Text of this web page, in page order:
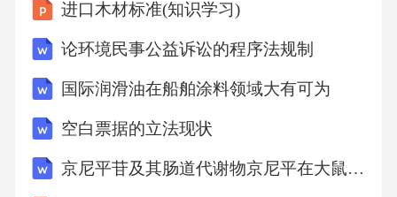
布派来的求婚使者，这一“较为开明的民族政策”
的典型事例，体现在唐朝画家阎立本的哪一作
品中？这种民族政策在当时起到了什么作用？
(2)材料二是怎样的社会景象？其出现于哪个皇
帝统治前期？根据材料三和所学知识，唐朝时
“中国人的思想却是开放的、兼收并蓄而好探求
进口木材标准(知识学习)
论环境民事公益诉讼的程序法规制
国际润滑油在船舶涂料领域大有可为
空白票据的立法现状
京尼平苷及其肠道代谢物京尼平在大鼠体内的药代动力学研究